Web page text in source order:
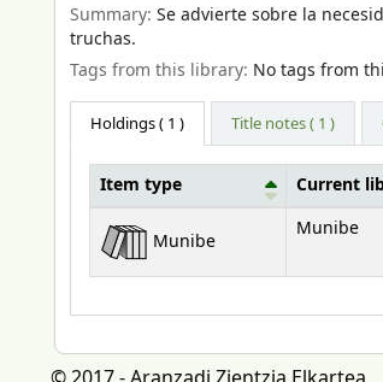
Summary: Se advierte sobre la
truchas.
Tags from this library: No tags from
Holdings( 1 ) Title notes ( 1 )
Holdings
Item type Current
Munibe
Munibe